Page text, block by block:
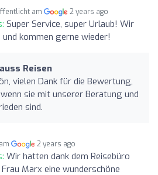
am 2 years ago
Super Service, super Urlaub! Wir
kommen gerne wieder!
Reisen
vielen Dank für die Bewertung,
sie mit unserer Beratung und
sind.
2 years ago
Wir hatten dank dem Reisebüro
Marx eine wunderschöne